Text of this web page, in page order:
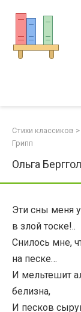
контенту
Стихи классиков >
Грипп
Ольга
Эти сны меня
в злой тоске!..
Снилось мне,
на песке…
И мельтешит
белизна,
И песков